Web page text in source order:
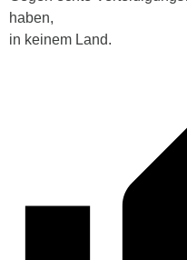
haben,
in keinem Land.